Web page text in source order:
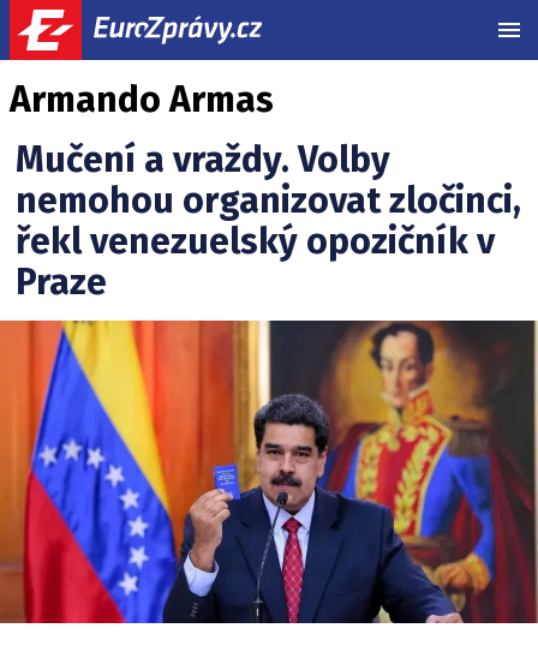
Armando Armas
Mučení a vraždy. Volby
nemohou organizovat zločinci,
řekl venezuelský opozičník v
Praze